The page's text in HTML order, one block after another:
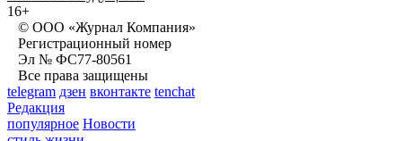
16+
© ООО «Журнал Компания»
Регистрационный номер
Эл № ФС77-80561
Все права защищены
telegram дзен вконтакте tenchat
Редакция
популярное Новости